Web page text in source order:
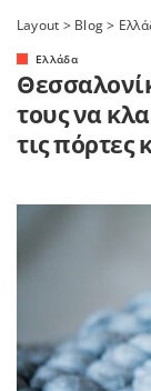
Layout > Blog>
Ελλάδα
τους να
τις πόρτες